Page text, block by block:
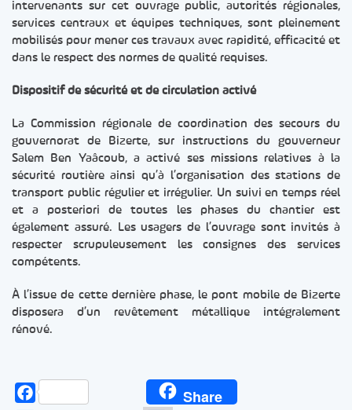
intervenants sur cet ouvrage public, autorités régionales,
services centraux et équipes techniques, sont pleinement
mobilisés pour mener ces travaux avec rapidité, efficacité et
dans le respect des normes de qualité requises.
Dispositif de sécurité et de circulation activé
La Commission régionale de coordination des secours du
gouvernorat de Bizerte, sur instructions du gouverneur
Salem Ben Yaâcoub, a activé ses missions relatives à la
sécurité routière ainsi qu’à l’organisation des stations de
transport public régulier et irrégulier. Un suivi en temps réel
et a posteriori de toutes les phases du chantier est
également assuré. Les usagers de l’ouvrage sont invités à
respecter scrupuleusement les consignes des services
compétents.
À l’issue de cette dernière phase, le pont mobile de Bizerte
disposera d’un revêtement métallique intégralement
rénové.
Facebook Share